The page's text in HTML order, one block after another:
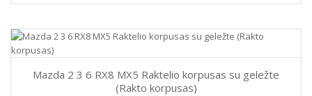
Mazda 2 3 6 RX8 MX5 Raktelio korpusas su geležte
(Rakto korpusas)